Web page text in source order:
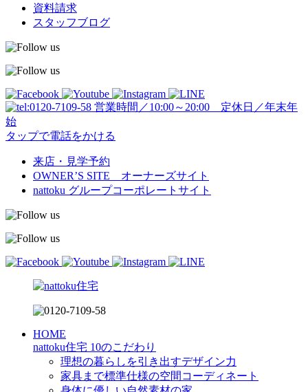
資料請求
スタッフブログ
営業時間／10:00～20:00 定休日／年末年
始
タップで電話をかける
来店・見学予約
OWNER’S SITE オーナーズサイト
nattoku グループコーポレートサイト
HOME
nattoku住宅 10のこだわり
理想の暮らしを引き出すデザイン力
家具まで標準仕様の空間コーディネート